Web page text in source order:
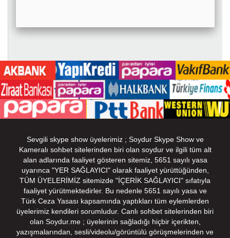
Sevgili skype show üyelerimiz ; Soydur Skype Show ve
Kameralı sohbet sitelerinden biri olan soydur ve ilgili tüm alt
alan adlarında faaliyet gösteren sitemiz, 5651 sayılı yasa
uyarınca "YER SAĞLAYICI" olarak faaliyet yürüttüğünden,
TÜM ÜYELERİMİZ sitemizde "İÇERİK SAĞLAYICI" sıfatıyla
faaliyet yürütmektedirler. Bu nedenle 5651 sayılı yasa ve
Türk Ceza Yasası kapsamında yaptıkları tüm eylemlerden
üyelerimiz kendileri sorumludur. Canlı sohbet sitelerinden biri
olan Soydur.me ; üyelerinin sağladığı hiçbir içerikten,
yazışmalarından, sesli/videolu/görüntülü görüşmelerinden ve